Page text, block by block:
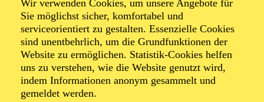
Wir verwenden Cookies, um unsere Angebote für
Sie möglichst sicher, komfortabel und
serviceorientiert zu gestalten. Essenzielle Cookies
sind unentbehrlich, um die Grundfunktionen der
Website zu ermöglichen. Statistik-Cookies helfen
uns zu verstehen, wie die Website genutzt wird,
indem Informationen anonym gesammelt und
gemeldet werden.
Ein Kinderkonzert mit Hexe Kleinlaut